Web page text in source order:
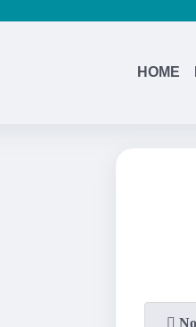
HOME